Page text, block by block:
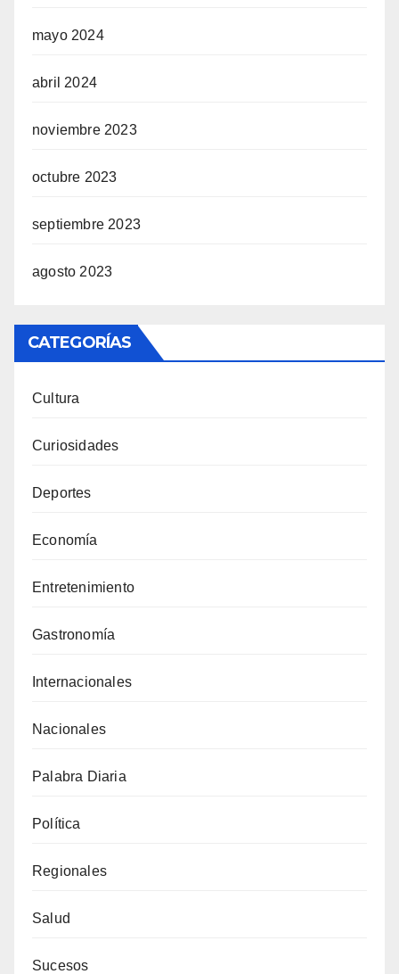
mayo 2024
abril 2024
noviembre 2023
octubre 2023
septiembre 2023
agosto 2023
CATEGORÍAS
Cultura
Curiosidades
Deportes
Economía
Entretenimiento
Gastronomía
Internacionales
Nacionales
Palabra Diaria
Política
Regionales
Salud
Sucesos